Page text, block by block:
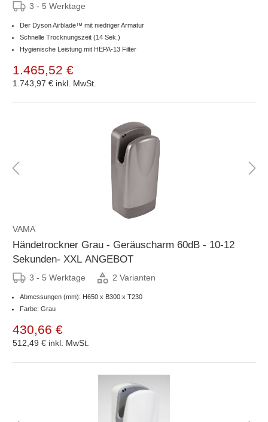
3 - 5 Werktage
Der Dyson Airblade™ mit niedriger Armatur
Schnelle Trocknungszeit (14 Sek.)
Hygienische Leistung mit HEPA-13 Filter
1.465,52 €
1.743,97 € inkl. MwSt.
VAMA
Händetrockner Grau - Geräuscharm 60dB - 10-12
Sekunden- XXL ANGEBOT
3 - 5 Werktage 2 Varianten
Abmessungen (mm): H650 x B300 x T230
Farbe: Grau
430,66 €
512,49 € inkl. MwSt.